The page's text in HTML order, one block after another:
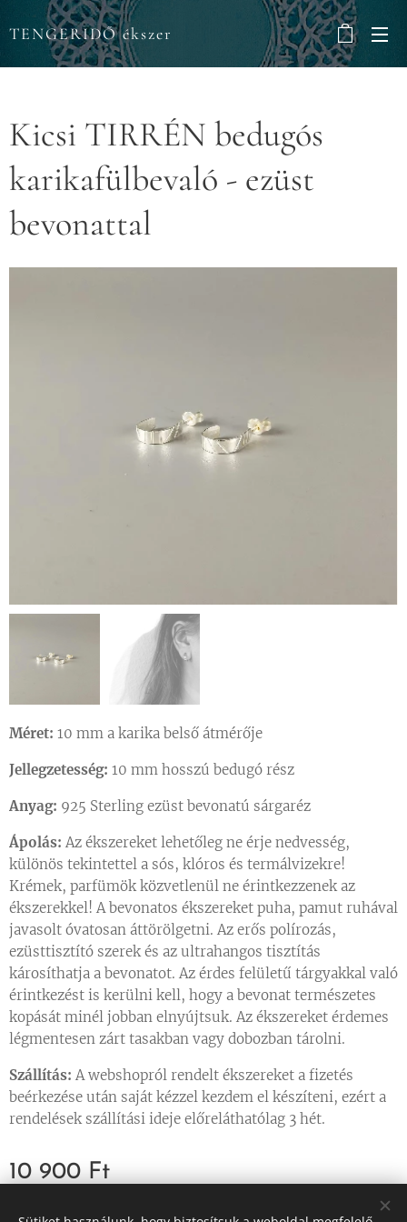
TENGERIDŐ ékszer
Kicsi TIRRÉN bedugós
karikafülbevaló - ezüst
bevonattal
Méret: 10 mm a karika belső átmérője
Jellegzetesség: 10 mm hosszú bedugó rész
Anyag: 925 Sterling ezüst bevonatú sárgaréz
Ápolás: Az ékszereket lehetőleg ne érje nedvesség,
különös tekintettel a sós, klóros és termálvizekre!
Krémek, parfümök közvetlenül ne érintkezzenek az
ékszerekkel! A bevonatos ékszereket puha, pamut ruhával
javasolt óvatosan áttörölgetni. Az erős polírozás,
ezüsttisztító szerek és az ultrahangos tisztítás
károsíthatja a bevonatot. Az érdes felületű tárgyakkal való
érintkezést is kerülni kell, hogy a bevonat természetes
kopását minél jobban elnyújtsuk. Az ékszereket érdemes
légmentesen zárt tasakban vagy dobozban tárolni.
Szállítás: A webshopról rendelt ékszereket a fizetés
beérkezése után saját kézzel kezdem el készíteni, ezért a
rendelések szállítási ideje előreláthatólag 3 hét.
10 900Ft